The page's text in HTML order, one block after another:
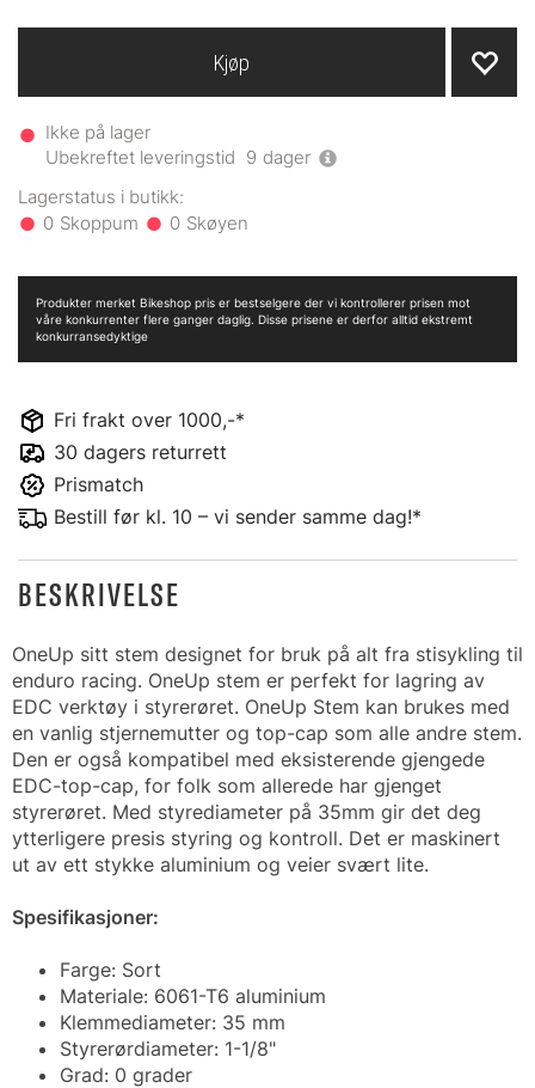
Ikke på lager
Ubekreftet leveringstid 9 dager
0 0
Kjøp
Fri frakt over 1000,-*
30 dagers returrett
Prismatch
Bestill før kl. 10 – vi sender samme dag!*
Produkter merket Bikeshop pris er bestselgere der vi kontrollerer prisen mot
våre konkurrenter flere ganger daglig. Disse prisene er derfor alltid ekstremt
konkurransedyktige
BESKRIVELSE
OneUp sitt stem designet for bruk på alt fra stisykling til
enduro racing. OneUp stem er perfekt for lagring av
EDC verktøy i styrerøret. OneUp Stem kan brukes med
en vanlig stjernemutter og top-cap som alle andre stem.
Den er også kompatibel med eksisterende gjengede
EDC-top-cap, for folk som allerede har gjenget
styrerøret. Med styrediameter på 35mm gir det deg
ytterligere presis styring og kontroll. Det er maskinert
ut av ett stykke aluminium og veier svært lite.
Spesifikasjoner:
Farge: Sort
Materiale: 6061-T6 aluminium
Klemmediameter: 35 mm
Styrerørdiameter: 1-1/8"
Grad: 0 grader